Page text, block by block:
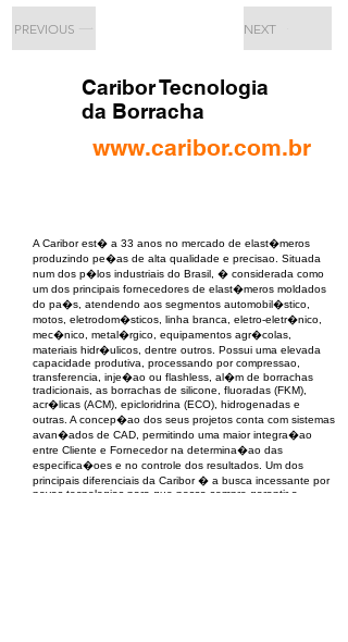
PREVIOUS NEXT
Caribor Tecnologia
da Borracha
www.caribor.com.br
A Caribor est� a 33 anos no mercado de elast�meros
produzindo pe�as de alta qualidade e precisao. Situada
num dos p�los industriais do Brasil, � considerada como
um dos principais fornecedores de elast�meros moldados
do pa�s, atendendo aos segmentos automobil�stico,
motos, eletrodom�sticos, linha branca, eletro-eletr�nico,
mec�nico, metal�rgico, equipamentos agr�colas,
materiais hidr�ulicos, dentre outros. Possui uma elevada
capacidade produtiva, processando por compressao,
transferencia, inje�ao ou flashless, al�m de borrachas
tradicionais, as borrachas de silicone, fluoradas (FKM),
acr�licas (ACM), epicloridrina (ECO), hidrogenadas e
outras. A concep�ao dos seus projetos conta com sistemas
avan�ados de CAD, permitindo uma maior integra�ao
entre Cliente e Fornecedor na determina�ao das
especifica�oes e no controle dos resultados. Um dos
principais diferenciais da Caribor � a busca incessante por
novas tecnologias para que possa sempre garantir a